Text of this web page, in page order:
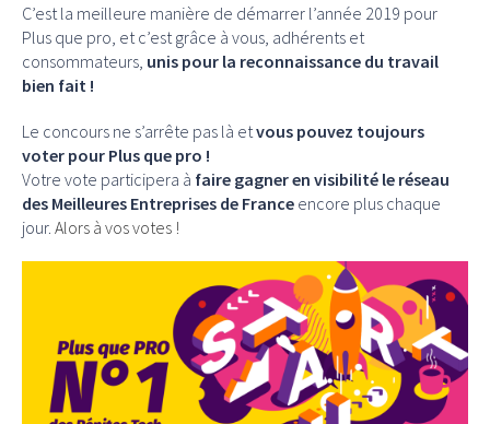
C’est la meilleure manière de démarrer l’année 2019 pour
Plus que pro, et c’est grâce à vous, adhérents et
consommateurs, unis pour la reconnaissance du travail
bien fait !
Le concours ne s’arrête pas là etvous pouvez toujours
voter pour Plus que pro !
Votre vote participera à faire gagner en visibilité le réseau
des Meilleures Entreprises de France encore plus chaque
jour. Alors à vos votes !